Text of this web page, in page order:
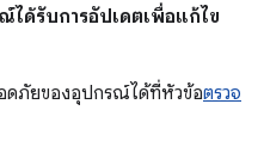
ได้รับการอัปเดตเพื่อแก้ไข
ดภัยของอุปกรณ์ได้ที่หัวข้อตรวจ